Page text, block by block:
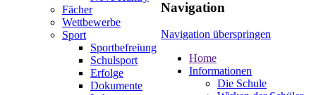
Fächer
Wettbewerbe
Sport
Sportbefreiung
Schulsport
Erfolge
Dokumente
Navigation
Navigation überspringen
Home
Informationen
Die Schule